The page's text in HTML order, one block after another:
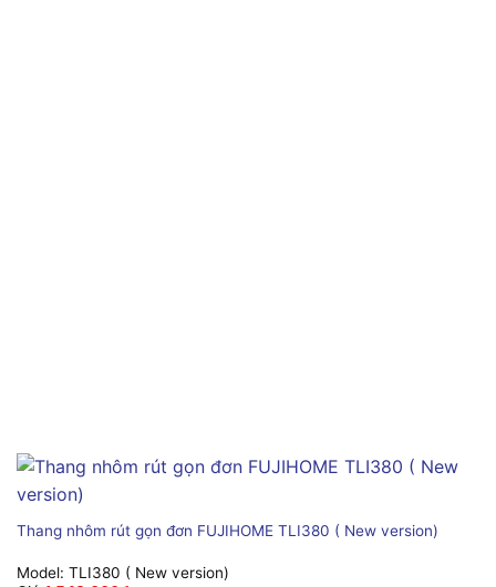
Thang nhôm rút gọn đơn FUJIHOME TLI380 ( New version)
Model: TLI380 ( New version)